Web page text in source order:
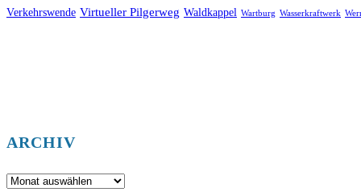
Verkehrswende Virtueller Pilgerweg Waldkappel Wartburg Wasserkraftwerk
ARCHIV
Archiv